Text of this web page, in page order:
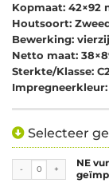
Kopmaat: 42×92
Houtsoort:
Bewerking:
Netto maat:
Sterkte/Klasse:
Selecteer
NE vuren geschaafd sls
NE